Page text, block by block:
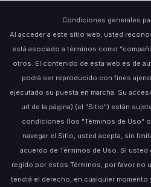
Condiciones generales
Al acceder a este sitio web, usted
está asociado a términos como
otros. El contenido de esta web es de
podrá ser reproducido con fines
ejecutado su puesta en marcha. Su
url de la página) (el "Sitio") están
condiciones (los "Términos de Uso"
navegar el Sitio, usted acepta, sin
acuerdo de Términos de Uso. Si
regido por estos Términos, por favor no
tendrá el derecho, en cualquier